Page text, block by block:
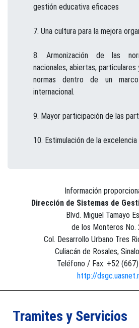
gestión educativa eficaces
Una cultura para la mejora
Armonización de las
nacionales, abiertas,
normas dentro de un
internacional.
Mayor participación de las
Estimulación de la excelencia
Información
Dirección de Sistemas de
Blvd. Miguel Tamayo
de los Monteros No.
Col. Desarrollo Urbano Tres
Culiacán de Rosales,
Teléfono / Fax: +52
http://
Tramites y Servicios